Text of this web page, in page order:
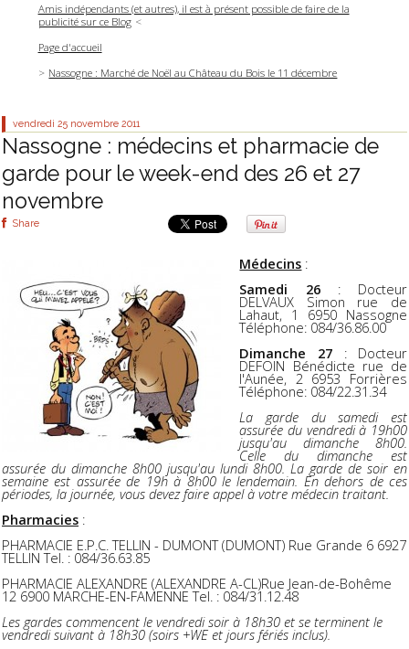
Amis indépendants (et autres), il est à présent possible de faire de la
publicité sur ce Blog
Page d'accueil
Nassogne : Marché de Noël au Château du Bois le 11 décembre
vendredi 25 novembre 2011
Nassogne : médecins et pharmacie de
garde pour le week-end des 26 et 27
novembre
Share
Médecins :
Samedi 26: Docteur
DELVAUX Simon rue de
Lahaut, 1 6950 Nassogne
Téléphone: 084/36.86.00
Dimanche 27 : Docteur
DEFOIN Bénédicte rue de
l'Aunée, 2 6953 Forrières
Téléphone: 084/22.31.34
La garde du samedi est
assurée du vendredi à 19h00
jusqu'au dimanche 8h00.
Celle du dimanche est
assurée du dimanche 8h00 jusqu'au lundi 8h00. La garde de soir en
semaine est assurée de 19h à 8h00 le lendemain. En dehors de ces
périodes, la journée, vous devez faire appel à votre médecin traitant.
Pharmacies :
PHARMACIE E.P.C. TELLIN - DUMONT (DUMONT) Rue Grande 6 6927
TELLIN Tel. : 084/36.63.85
PHARMACIE ALEXANDRE (ALEXANDRE A-CL)Rue Jean-de-Bohême
12 6900 MARCHE-EN-FAMENNE Tel. : 084/31.12.48
Les gardes commencent le vendredi soir à 18h30 et se terminent le
vendredi suivant à 18h30 (soirs +WE et jours fériés inclus).